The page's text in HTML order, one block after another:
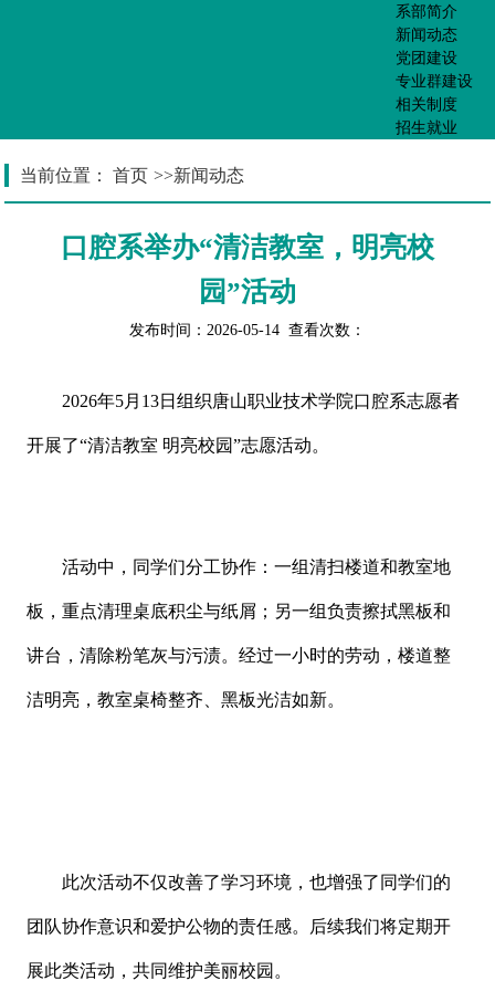
系部简介
新闻动态
党团建设
专业群建设
相关制度
招生就业
当前位置： 首页 >>新闻动态
口腔系举办“清洁教室，明亮校
园”活动
发布时间：2026-05-14 查看次数：
2026年5月13日组织唐山职业技术学院口腔系志愿者
开展了“清洁教室 明亮校园”志愿活动。
活动中，同学们分工协作：一组清扫楼道和教室地
板，重点清理桌底积尘与纸屑；另一组负责擦拭黑板和
讲台，清除粉笔灰与污渍。经过一小时的劳动，楼道整
洁明亮，教室桌椅整齐、黑板光洁如新。
此次活动不仅改善了学习环境，也增强了同学们的
团队协作意识和爱护公物的责任感。后续我们将定期开
展此类活动，共同维护美丽校园。